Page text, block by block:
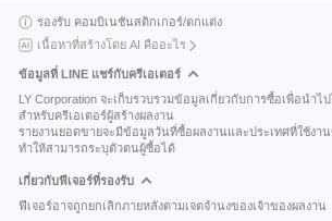
รองรับ คอมบิเนชันสติกเกอร์/ตกแต่ง
เนื้อหาที่สร้างโดย AI คืออะไร
ข้อมูลที่ LINE แชร์กับครีเอเตอร์
LY Corporation จะเก็บรวบรวมข้อมูลเกี่ยวกับการซื้อเพื่อนำไ
สำหรับครีเอเตอร์ผู้สร้างผลงาน
รายงานยอดขายจะมีข้อมูลวันที่ซื้อผลงานและประเทศที่ใช้ง
ทำให้สามารถระบุตัวตนผู้ซื้อได้
เกี่ยวกับฟีเจอร์ที่รองรับ
ฟีเจอร์อาจถูกยกเลิกภายหลังตามเจตจำนงของเจ้าของผลงาน